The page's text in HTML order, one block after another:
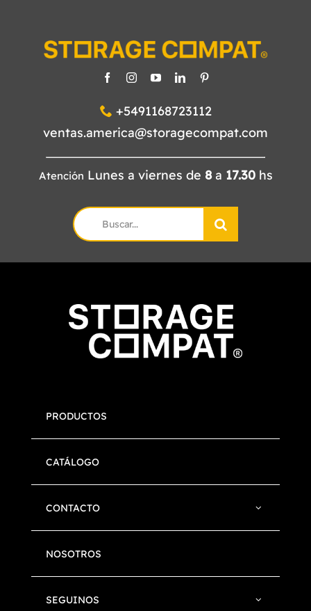
+5491168723112
ventas.america@storagecompat.com
Atención Lunes a viernes de 8a 17.30hs
Search
for:
PRODUCTOS
CATÁLOGO
CONTACTO
NOSOTROS
SEGUINOS